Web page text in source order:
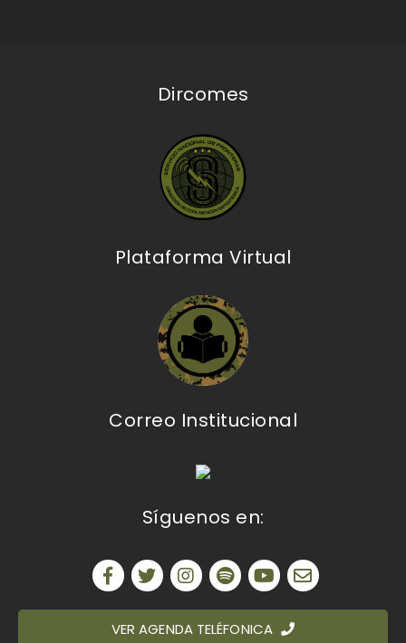
Dircomes
Plataforma Virtual
Correo Institucional
Síguenos en:
VER AGENDA TELÉFONICA